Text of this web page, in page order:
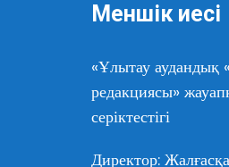
Меншік иесі
«Ұлытау аудандық
редакциясы»
серіктестігі
Директор: